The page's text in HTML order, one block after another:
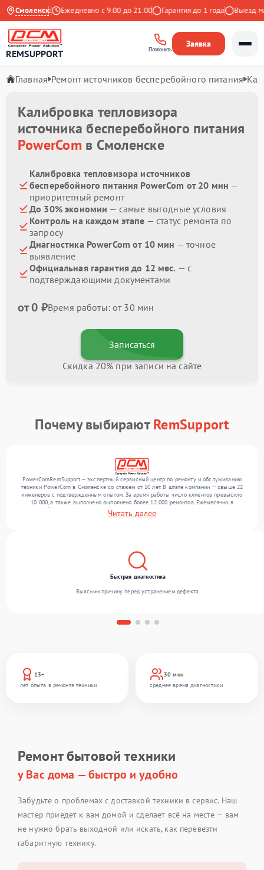
Смоленск
на Яндекс Ежедневно с 9:00 до 21:00 Гарантия до 1 года Выезд
REMSUPPORT Позвонить
Заявка
Главная Ремонт источников бесперебойного питания
Калибровка тепловизора
источника бесперебойного питания
PowerComв Смоленске
Калибровка тепловизора источников
бесперебойного питания PowerCom от 20 мин —
приоритетный ремонт
До 30% экономии — самые выгодные условия
Контроль на каждом этапе — статус ремонта по
запросу
Диагностика PowerCom от 10 мин — точное
выявление
Официальная гарантия до 12 мес. — с
подтверждающими документами
от 0 ₽Время работы: от 30 мин
Записаться
Скидка 20% при записи на сайте
Почему выбираютRemSupport
PowerComRemSupport — экспертный сервисный центр по ремонту и обслуживанию
техники PowerCom в Смоленске со стажем от 10 лет. В штате компании — свыше 22
инженеров с подтвержденным опытом. За время работы число клиентов превысило
10 000, а также выполнено выполнено более 12 000 ремонтов. Ежемесячно в
сервисный центр поступает свыше 300 единиц техники, включая , , . Мы работаем с
широким спектром неисправностей и предлагаем стабильный уровень сервиса
Читать далее
13+
лет опыта в ремонте техники
30 мин
среднее время диагностики
Быстрая диагностика
Выясним причину перед устранением дефекта.
Ремонт бытовой техники
у Вас дома — быстро и удобно
Забудьте о проблемах с доставкой техники в сервис. Наш
мастер приедет к вам домой и сделает всё на месте — вам
не нужно брать выходной или искать, как перевезти
габаритную технику.